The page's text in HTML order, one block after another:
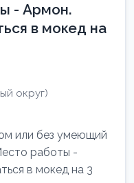
- Армон.
в мокед на
округ)
или без умеющий
работы -
в мокед на 3